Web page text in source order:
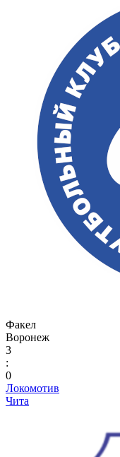
Факел
Воронеж
3
:
0
Локомотив
Чита